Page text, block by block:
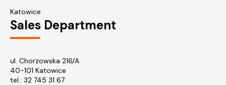
Katowice
Sales Department
ul. Chorzowska 216/A
40-101 Katowice
tel.: 32 745 31 67